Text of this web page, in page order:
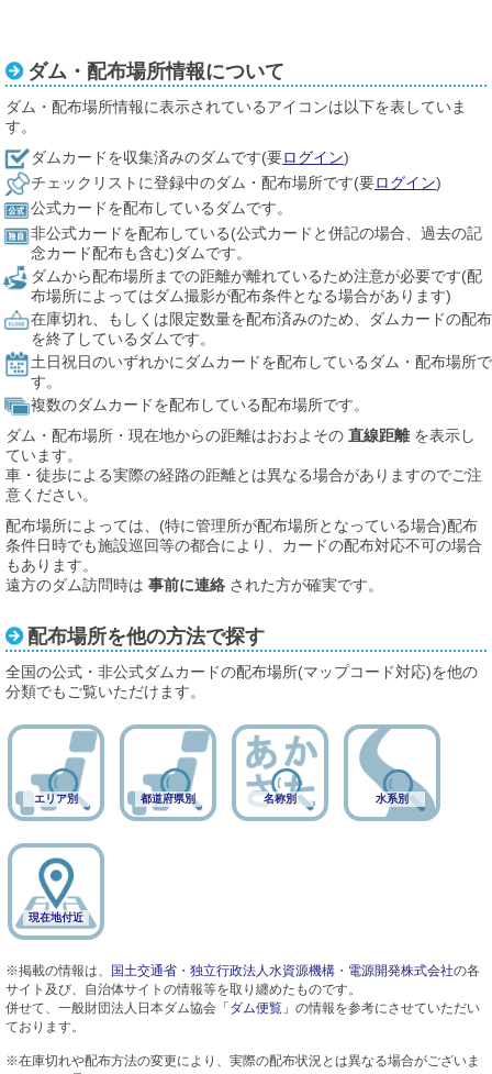
ダム・配布場所情報について
ダム・配布場所情報に表示されているアイコンは以下を表していま
す。
ダムカードを収集済みのダムです(要ログイン)
チェックリストに登録中のダム・配布場所です(要ログイン)
公式カードを配布しているダムです。
非公式カードを配布している(公式カードと併記の場合、過去の記
念カード配布も含む)ダムです。
ダムから配布場所までの距離が離れているため注意が必要です(配
布場所によってはダム撮影が配布条件となる場合があります)
在庫切れ、もしくは限定数量を配布済みのため、ダムカードの配布
を終了しているダムです。
土日祝日のいずれかにダムカードを配布しているダム・配布場所で
す。
複数のダムカードを配布している配布場所です。
ダム・配布場所・現在地からの距離はおおよその 直線距離を表示し
ています。
車・徒歩による実際の経路の距離とは異なる場合がありますのでご注
意ください。
配布場所によっては、(特に管理所が配布場所となっている場合)配布
条件日時でも施設巡回等の都合により、カードの配布対応不可の場合
もあります。
遠方のダム訪問時は 事前に連絡 された方が確実です。
配布場所を他の方法で探す
全国の公式・非公式ダムカードの配布場所(マップコード対応)を他の
分類でもご覧いただけます。
エリア別 都道府県別 名称別 水系別
現在地付近
※掲載の情報は、 国土交通省 ・ 独立行政法人水資源機構 ・ 電源開発株式会社の各
サイト及び、自治体サイトの情報等を取り纏めたものです。
併せて、一般財団法人日本ダム協会 「ダム便覧」 の情報を参考にさせていただい
ております。
※在庫切れや配布方法の変更により、実際の配布状況とは異なる場合がございま